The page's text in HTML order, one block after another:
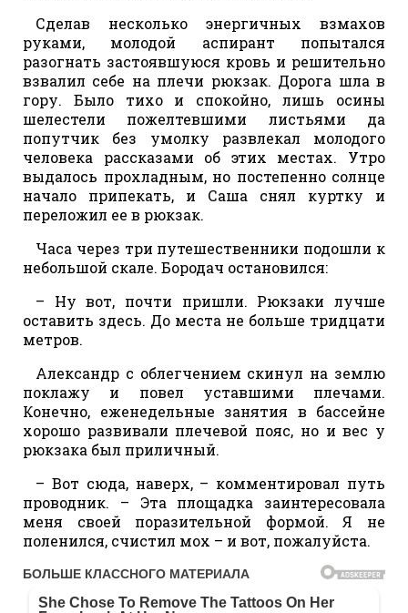
Сделав несколько энергичных взмахов
руками, молодой аспирант попытался
разогнать застоявшуюся кровь и решительно
взвалил себе на плечи рюкзак. Дорога шла в
гору. Было тихо и спокойно, лишь осины
шелестели пожелтевшими листьями да
попутчик без умолку развлекал молодого
человека рассказами об этих местах. Утро
выдалось прохладным, но постепенно солнце
начало припекать, и Саша снял куртку и
переложил ее в рюкзак.
Часа через три путешественники подошли к
небольшой скале. Бородач остановился:
– Ну вот, почти пришли. Рюкзаки лучше
оставить здесь. До места не больше тридцати
метров.
Александр с облегчением скинул на землю
поклажу и повел уставшими плечами.
Конечно, еженедельные занятия в бассейне
хорошо развивали плечевой пояс, но и вес у
рюкзака был приличный.
– Вот сюда, наверх, – комментировал путь
проводник. – Эта площадка заинтересовала
меня своей поразительной формой. Я не
поленился, счистил мох – и вот, пожалуйста.